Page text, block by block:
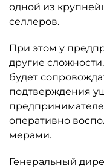
одной из
селлеров.
При этом у
другие
будет
подтверждения
оперативно
мерами.
Генеральный